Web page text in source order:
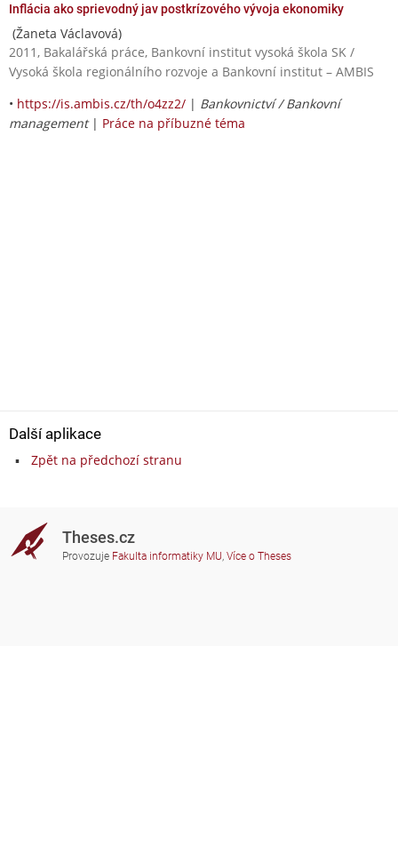
Inflácia ako sprievodný jav postkrízového vývoja ekonomiky
(Žaneta Václavová)
2011, Bakalářská práce, Bankovní institut vysoká škola SK /
Vysoká škola regionálního rozvoje a Bankovní institut – AMBIS
• https://is.ambis.cz/th/o4zz2/ | Bankovnictví / Bankovní
management| Práce na příbuzné téma
Další aplikace
Zpět na předchozí stranu
Theses.cz
Provozuje Fakulta informatiky MU, Více o Theses